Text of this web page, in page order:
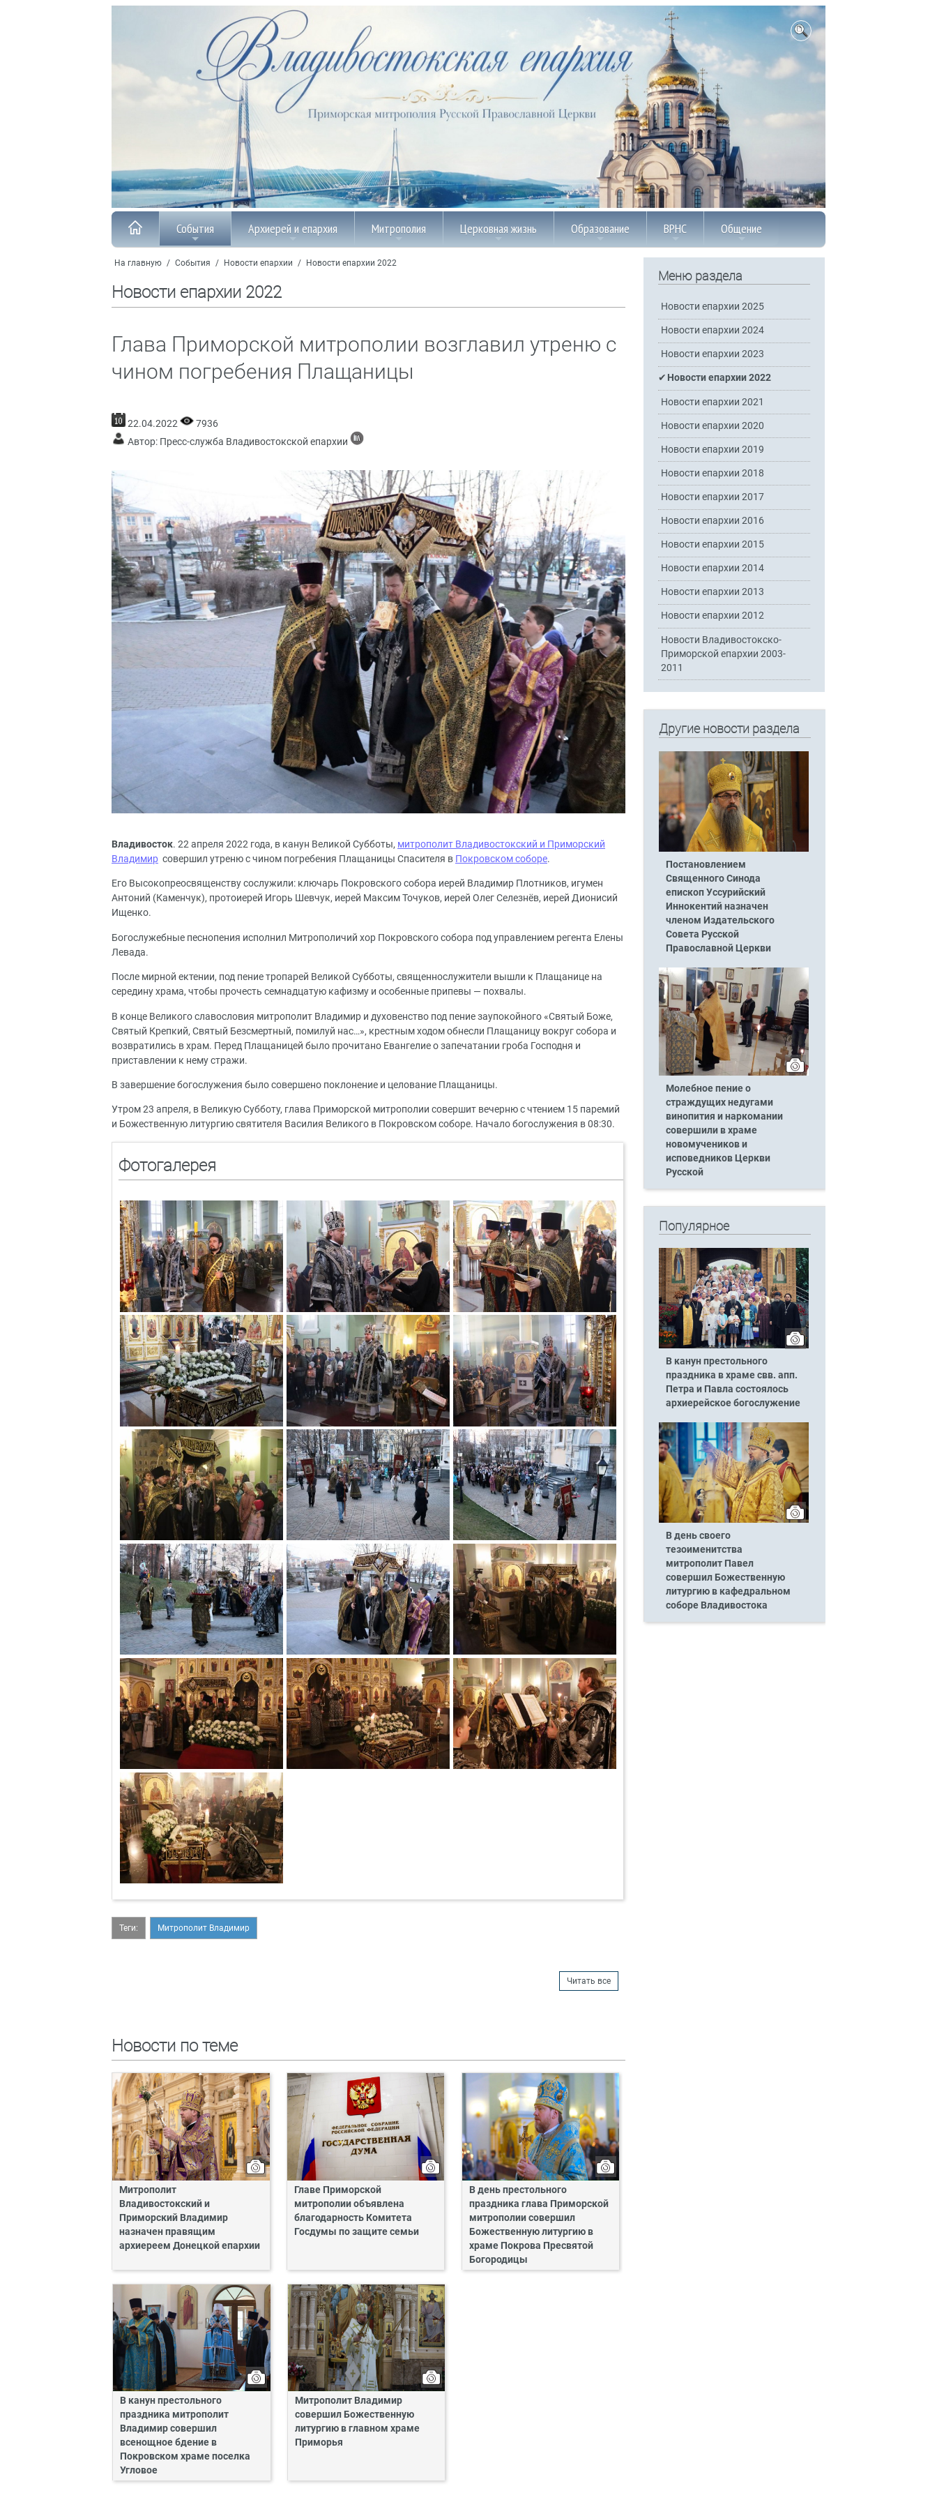
События Архиерей и епархия Митрополия Церковная жизнь Образование ВРНС Общение
На главную / События / Новости епархии / Новости епархии 2022
Новости епархии 2022
Глава Приморской митрополии возглавил утреню с
чином погребения Плащаницы
22.04.2022
7936
Автор: Пресс-служба Владивостокской епархии
Владивосток. 22 апреля 2022 года, в канун Великой Субботы, митрополит Владивостокский и Приморский
Владимир совершил утреню с чином погребения Плащаницы Спасителя в Покровском соборе.
Его Высокопреосвященству сослужили: ключарь Покровского собора иерей Владимир Плотников, игумен
Антоний (Каменчук), протоиерей Игорь Шевчук, иерей Максим Точуков, иерей Олег Селезнёв, иерей Дионисий
Ищенко.
Богослужебные песнопения исполнил Митрополичий хор Покровского собора под управлением регента Елены
Левада.
После мирной ектении, под пение тропарей Великой Субботы, священнослужители вышли к Плащанице на
середину храма, чтобы прочесть семнадцатую кафизму и особенные припевы — похвалы.
В конце Великого славословия митрополит Владимир и духовенство под пение заупокойного «Святый Боже,
Святый Крепкий, Святый Безсмертный, помилуй нас…», крестным ходом обнесли Плащаницу вокруг собора и
возвратились в храм. Перед Плащаницей было прочитано Евангелие о запечатании гроба Господня и
приставлении к нему стражи.
В завершение богослужения было совершено поклонение и целование Плащаницы.
Утром 23 апреля, в Великую Субботу, глава Приморской митрополии совершит вечерню с чтением 15 паремий
и Божественную литургию святителя Василия Великого в Покровском соборе. Начало богослужения в 08:30.
Фотогалерея
Теги: Митрополит Владимир
Читать все
Новости по теме
Митрополит
Владивостокский и
Приморский Владимир
назначен правящим
архиереем Донецкой епархии
Главе Приморской
митрополии объявлена
благодарность Комитета
Госдумы по защите семьи
В день престольного
праздника глава Приморской
митрополии совершил
Божественную литургию в
храме Покрова Пресвятой
Богородицы
В канун престольного
праздника митрополит
Владимир совершил
всенощное бдение в
Покровском храме поселка
Угловое
Митрополит Владимир
совершил Божественную
литургию в главном храме
Приморья
Меню раздела
Новости епархии 2025
Новости епархии 2024
Новости епархии 2023
Новости епархии 2022
Новости епархии 2021
Новости епархии 2020
Новости епархии 2019
Новости епархии 2018
Новости епархии 2017
Новости епархии 2016
Новости епархии 2015
Новости епархии 2014
Новости епархии 2013
Новости епархии 2012
Новости Владивостокско-
Приморской епархии 2003-
2011
Другие новости раздела
Постановлением
Священного Синода
епископ Уссурийский
Иннокентий назначен
членом Издательского
Совета Русской
Православной Церкви
Молебное пение о
страждущих недугами
винопития и наркомании
совершили в храме
новомучеников и
исповедников Церкви
Русской
Популярное
В канун престольного
праздника в храме свв. апп.
Петра и Павла состоялось
архиерейское богослужение
В день своего
тезоименитства
митрополит Павел
совершил Божественную
литургию в кафедральном
соборе Владивостока